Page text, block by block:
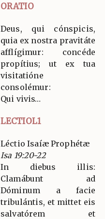
ORATIO
Deus, qui cónspicis,
quia ex nostra pravitáte
afflígimur: concéde
propítius; ut ex tua
visitatióne
consolémur:
Qui vivis…
LECTIOL1
Léctio Isaíæ Prophétæ
Isa 19:20-22
In diebus illis:
Clamábunt ad
Dóminum a facie
tribulántis, et mittet eis
salvatórem et